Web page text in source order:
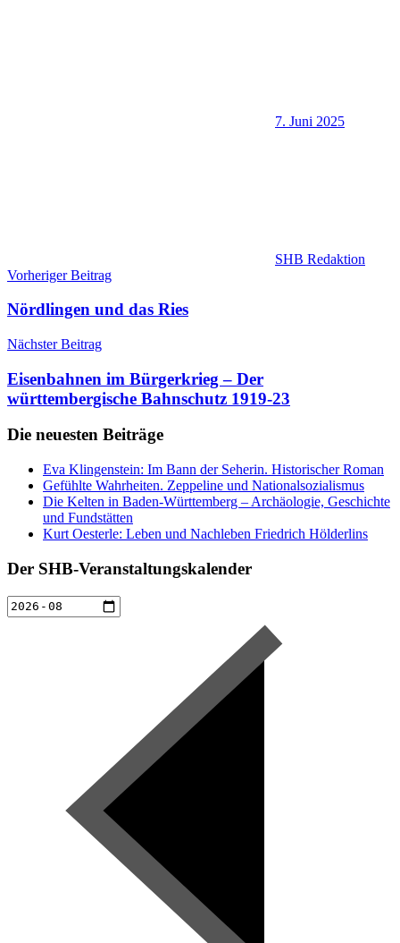
7. Juni 2025
SHB Redaktion
Beitragsnavigation
Vorheriger Beitrag
Nördlingen und das Ries
Nächster Beitrag
Eisenbahnen im Bürgerkrieg – Der
württembergische Bahnschutz 1919-23
Die neuesten Beiträge
Eva Klingenstein: Im Bann der Seherin. Historischer Roman
Gefühlte Wahrheiten. Zeppeline und Nationalsozialismus
Die Kelten in Baden-Württemberg – Archäologie, Geschichte
und Fundstätten
Kurt Oesterle: Leben und Nachleben Friedrich Hölderlins
Der SHB-Veranstaltungskalender